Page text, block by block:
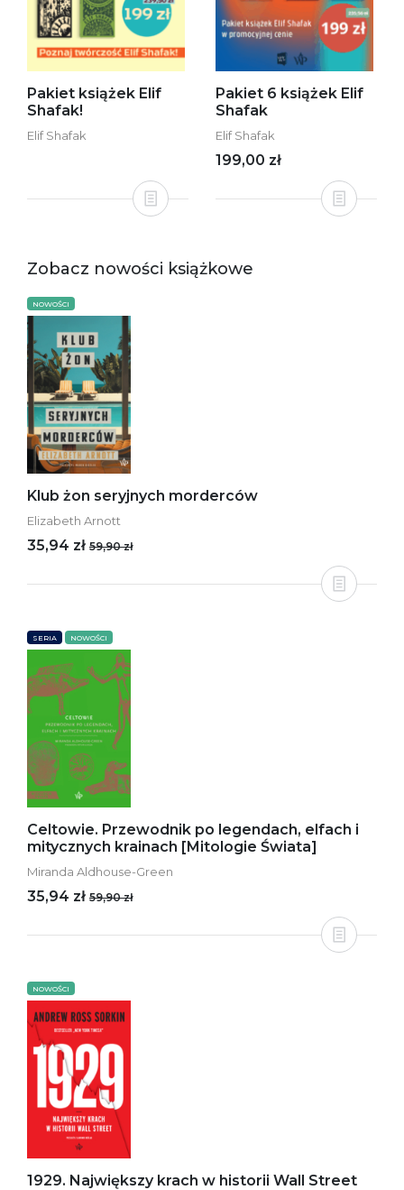
Pakiet książek Elif
Shafak!
Elif Shafak
Pakiet 6 książek Elif
Shafak
Elif Shafak
199,00 zł
Zobacz nowości książkowe
NOWOŚCI
Klub żon seryjnych morderców
Elizabeth Arnott
35,94 zł 59,90 zł
SERIA NOWOŚCI
Celtowie. Przewodnik po legendach, elfach i
mitycznych krainach [Mitologie Świata]
Miranda Aldhouse-Green
35,94 zł 59,90 zł
NOWOŚCI
1929. Największy krach w historii Wall Street